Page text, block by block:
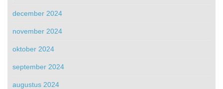
december 2024
november 2024
oktober 2024
september 2024
augustus 2024